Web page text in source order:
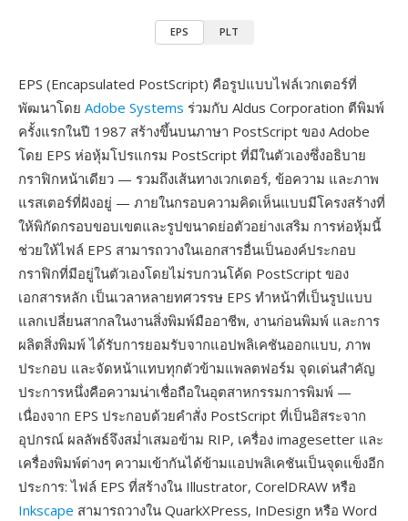
EPS PLT
EPS (Encapsulated PostScript) คือรูปแบบไฟล์เวกเตอร์ที่
พัฒนาโดย Adobe Systems ร่วมกับ Aldus Corporation ตีพิมพ์
ครั้งแรกในปี 1987 สร้างขึ้นบนภาษา PostScript ของ Adobe
โดย EPS ห่อหุ้มโปรแกรม PostScript ที่มีในตัวเองซึ่งอธิบาย
กราฟิกหน้าเดียว — รวมถึงเส้นทางเวกเตอร์, ข้อความ และภาพ
แรสเตอร์ที่ฝังอยู่ — ภายในกรอบความคิดเห็นแบบมีโครงสร้างที่
ให้พิกัดกรอบขอบเขตและรูปขนาดย่อตัวอย่างเสริม การห่อหุ้มนี้
ช่วยให้ไฟล์ EPS สามารถวางในเอกสารอื่นเป็นองค์ประกอบ
กราฟิกที่มีอยู่ในตัวเองโดยไม่รบกวนโค้ด PostScript ของ
เอกสารหลัก เป็นเวลาหลายทศวรรษ EPS ทำหน้าที่เป็นรูปแบบ
แลกเปลี่ยนสากลในงานสิ่งพิมพ์มืออาชีพ, งานก่อนพิมพ์ และการ
ผลิตสิ่งพิมพ์ ได้รับการยอมรับจากแอปพลิเคชันออกแบบ, ภาพ
ประกอบ และจัดหน้าแทบทุกตัวข้ามแพลตฟอร์ม จุดเด่นสำคัญ
ประการหนึ่งคือความน่าเชื่อถือในอุตสาหกรรมการพิมพ์ —
เนื่องจาก EPS ประกอบด้วยคำสั่ง PostScript ที่เป็นอิสระจาก
อุปกรณ์ ผลลัพธ์จึงสม่ำเสมอข้าม RIP, เครื่อง imagesetter และ
เครื่องพิมพ์ต่างๆ ความเข้ากันได้ข้ามแอปพลิเคชันเป็นจุดแข็งอีก
ประการ: ไฟล์ EPS ที่สร้างใน Illustrator, CorelDRAW หรือ
Inkscape สามารถวางใน QuarkXPress, InDesign หรือ Word